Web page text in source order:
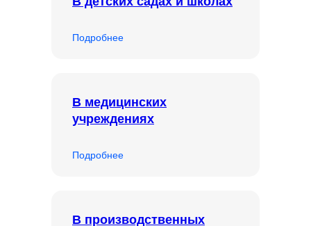
Подробнее
В медицинских
учреждениях
Подробнее
В производственных